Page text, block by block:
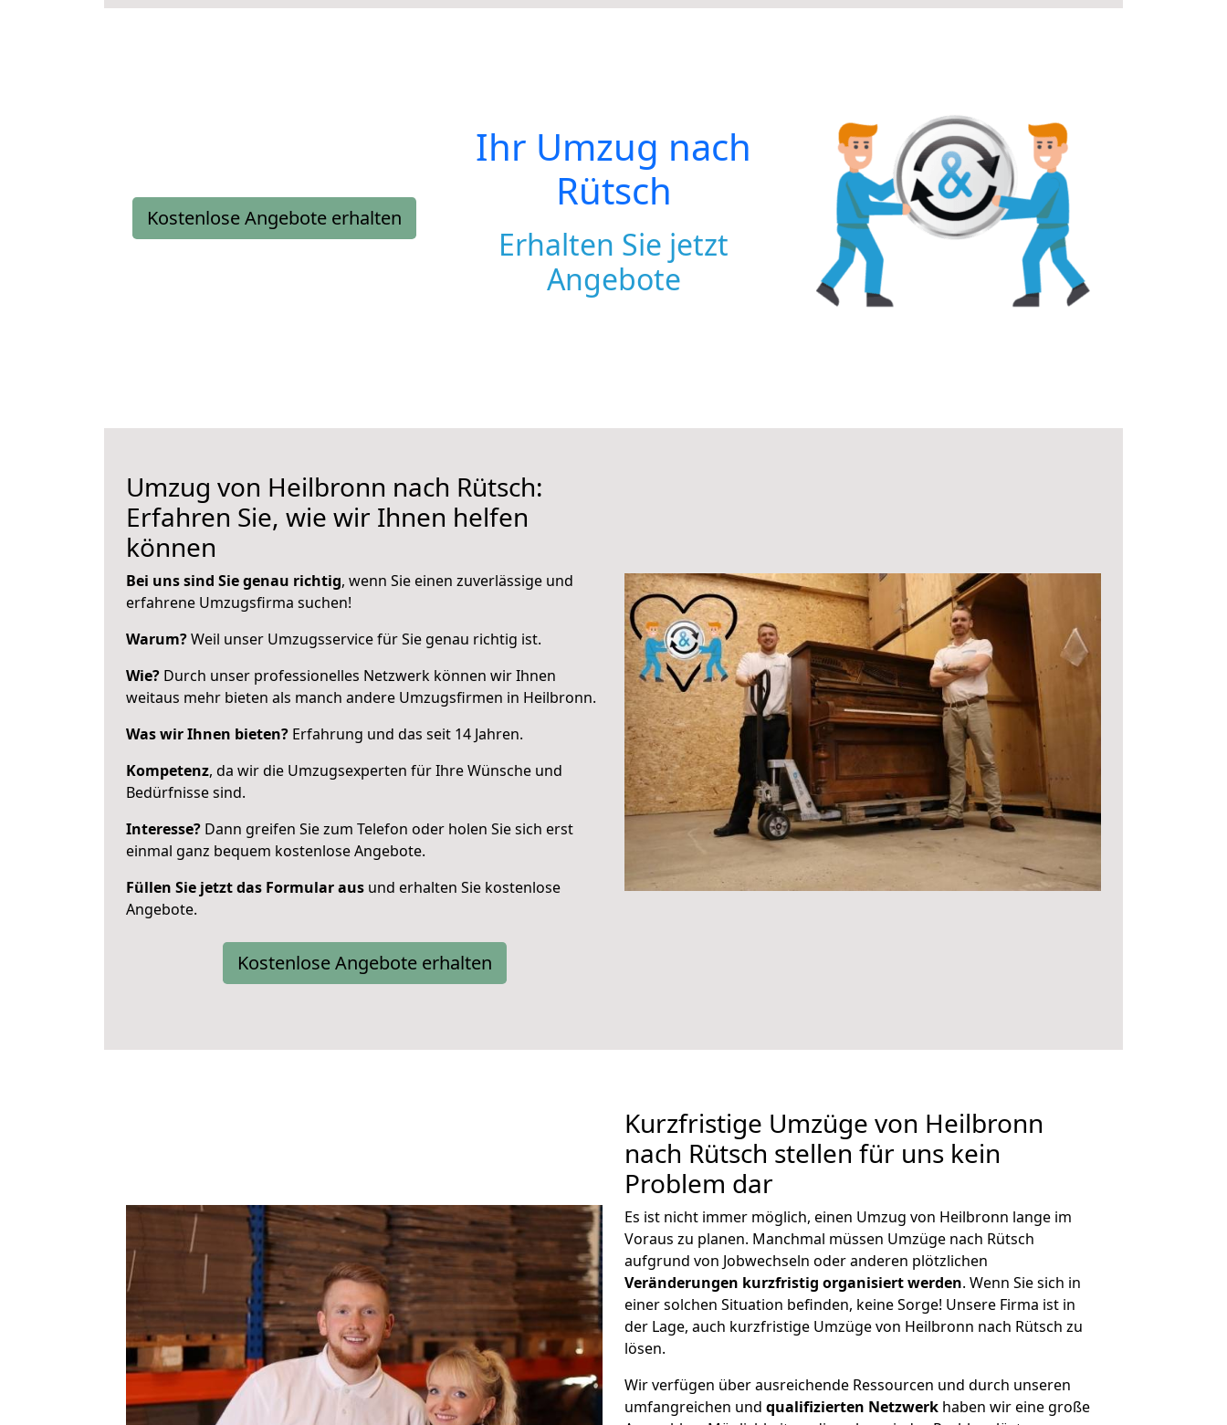
Kostenlose Angebote erhalten
Ihr Umzug nach
Rütsch
Erhalten Sie jetzt
Angebote
Umzug von Heilbronn nach Rütsch:
Erfahren Sie, wie wir Ihnen helfen
können
Bei uns sind Sie genau richtig, wenn Sie einen zuverlässige und
erfahrene Umzugsfirma suchen!
Warum?Weil unser Umzugsservice für Sie genau richtig ist.
Wie? Durch unser professionelles Netzwerk können wir Ihnen
weitaus mehr bieten als manch andere Umzugsfirmen in Heilbronn.
Was wir Ihnen bieten? Erfahrung und das seit 14 Jahren.
Kompetenz, da wir die Umzugsexperten für Ihre Wünsche und
Bedürfnisse sind.
Interesse? Dann greifen Sie zum Telefon oder holen Sie sich erst
einmal ganz bequem kostenlose Angebote.
Füllen Sie jetzt das Formular aus und erhalten Sie kostenlose
Angebote.
Kostenlose Angebote erhalten
Kurzfristige Umzüge von Heilbronn
nach Rütsch stellen für uns kein
Problem dar
Es ist nicht immer möglich, einen Umzug von Heilbronn lange im
Voraus zu planen. Manchmal müssen Umzüge nach Rütsch
aufgrund von Jobwechseln oder anderen plötzlichen
Veränderungen kurzfristig organisiert werden. Wenn Sie sich in
einer solchen Situation befinden, keine Sorge! Unsere Firma ist in
der Lage, auch kurzfristige Umzüge von Heilbronn nach Rütsch zu
lösen.
Wir verfügen über ausreichende Ressourcen und durch unseren
umfangreichen und qualifizierten Netzwerk haben wir eine große